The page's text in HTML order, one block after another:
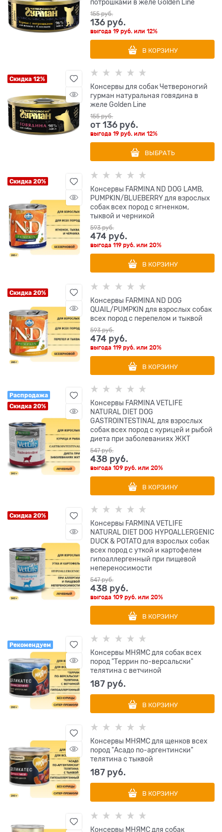
потрошками в желе Golden Line
155 руб.
136 руб.
выгода19 руб. или12%
В КОРЗИНУ
Скидка 12%
Консервы для собак Четвероногий
гурман натуральная говядина в
желе Golden Line
155 руб.
от136 руб.
выгода19 руб. или12%
ВЫБРАТЬ
Скидка 20%
Консервы FARMINA ND DOG LAMB,
PUMPKIN/BLUEBERRY для взрослых
собак всех пород с ягненком,
тыквой и черникой
593 руб.
474 руб.
выгода119 руб. или20%
В КОРЗИНУ
Скидка 20%
Консервы FARMINA ND DOG
QUAIL/PUMPKIN для взрослых собак
всех пород с перепелом и тыквой
593 руб.
474 руб.
выгода119 руб. или20%
В КОРЗИНУ
Распродажа
Скидка 20%
Консервы FARMINA VETLIFE
NATURAL DIET DOG
GASTROINTESTINAL для взрослых
собак всех пород с курицей и рыбой
диета при заболеваниях ЖКТ
547 руб.
438 руб.
выгода109 руб. или20%
В КОРЗИНУ
Скидка 20%
Консервы FARMINA VETLIFE
NATURAL DIET DOG HYPOALLERGENIC
DUCK & POTATO для взрослых собак
всех пород с уткой и картофелем
гипоаллергенный при пищевой
непереносимости
547 руб.
438 руб.
выгода109 руб. или20%
В КОРЗИНУ
Рекомендуем
Консервы МНЯМС для собак всех
пород "Террин по-версальски"
телятина с ветчиной
187 руб.
В КОРЗИНУ
Консервы МНЯМС для щенков всех
пород "Асадо по-аргентински"
телятина с тыквой
187 руб.
В КОРЗИНУ
Консервы МНЯМС для собак